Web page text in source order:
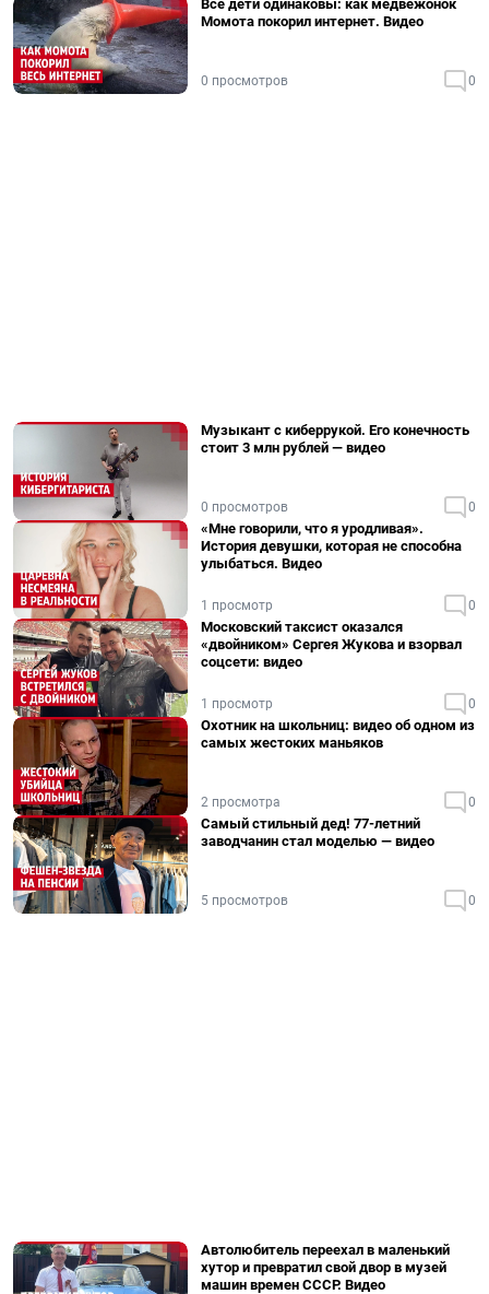
Все дети одинаковы: как медвежонок
Момота покорил интернет. Видео
0 просмотров 0
Музыкант с киберрукой. Его конечность
стоит 3 млн рублей — видео
0 просмотров 0
«Мне говорили, что я уродливая».
История девушки, которая не способна
улыбаться. Видео
1 просмотр 0
Московский таксист оказался
«двойником» Сергея Жукова и взорвал
соцсети: видео
1 просмотр 0
Охотник на школьниц: видео об одном из
самых жестоких маньяков
2 просмотра 0
Самый стильный дед! 77-летний
заводчанин стал моделью — видео
5 просмотров 0
Автолюбитель переехал в маленький
хутор и превратил свой двор в музей
машин времен СССР. Видео